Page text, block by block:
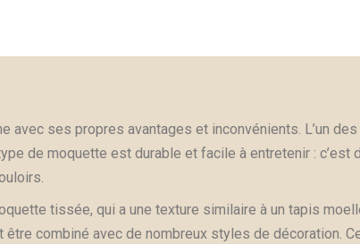
avec ses propres avantages et inconvénients. L’un
de moquette est durable et facile à entretenir : c’est
tissée, qui a une texture similaire à un tapis
combiné avec de nombreux styles de décoration.